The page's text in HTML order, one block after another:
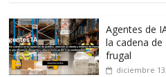
o
k
p
p
Agentes de
la cadena
frugal
diciembre